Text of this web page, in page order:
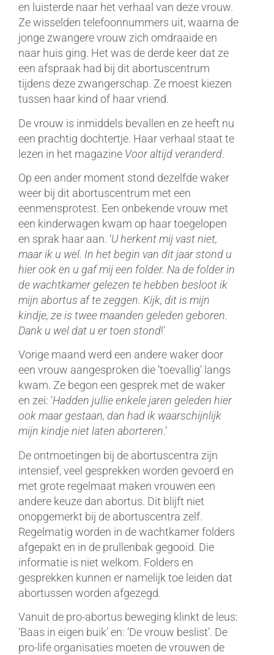
en luisterde naar het verhaal van deze vrouw.
Ze wisselden telefoonnummers uit, waarna de
jonge zwangere vrouw zich omdraaide en
naar huis ging. Het was de derde keer dat ze
een afspraak had bij dit abortuscentrum
tijdens deze zwangerschap. Ze moest kiezen
tussen haar kind of haar vriend.
De vrouw is inmiddels bevallen en ze heeft nu
een prachtig dochtertje. Haar verhaal staat te
lezen in het magazine Voor altijd veranderd.
Op een ander moment stond dezelfde waker
weer bij dit abortuscentrum met een
eenmensprotest. Een onbekende vrouw met
een kinderwagen kwam op haar toegelopen
en sprak haar aan. ‘U herkent mij vast niet,
maar ik u wel. In het begin van dit jaar stond u
hier ook en u gaf mij een folder. Na de folder in
de wachtkamer gelezen te hebben besloot ik
mijn abortus af te zeggen. Kijk, dit is mijn
kindje, ze is twee maanden geleden geboren.
Dank u wel dat u er toen stond!’
Vorige maand werd een andere waker door
een vrouw aangesproken die ‘toevallig’ langs
kwam. Ze begon een gesprek met de waker
en zei: ‘Hadden jullie enkele jaren geleden hier
ook maar gestaan, dan had ik waarschijnlijk
mijn kindje niet laten aborteren.’
De ontmoetingen bij de abortuscentra zijn
intensief, veel gesprekken worden gevoerd en
met grote regelmaat maken vrouwen een
andere keuze dan abortus. Dit blijft niet
onopgemerkt bij de abortuscentra zelf.
Regelmatig worden in de wachtkamer folders
afgepakt en in de prullenbak gegooid. Die
informatie is niet welkom. Folders en
gesprekken kunnen er namelijk toe leiden dat
abortussen worden afgezegd.
Vanuit de pro-abortus beweging klinkt de leus:
‘Baas in eigen buik’ en: ‘De vrouw beslist’. De
pro-life organisaties moeten de vrouwen de